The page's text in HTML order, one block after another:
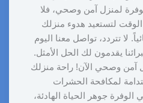
لمنزل آمن وصحي، فلا
لتستعيد هدوء منزلك
لا تتردد، تواصل معنا اليوم
94013317 ودع خبرائنا يقدمون لك الحل الأمثل.
آمن وصحي الآن! راحة منزلك
لمكافحة الحشرات
الوفرة جوهر الحياة الهادئة،